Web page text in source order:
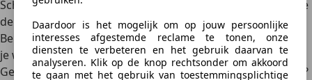
Daardoor is het mogelijk om op jouw persoonlijke
interesses afgestemde reclame te tonen, onze
diensten te verbeteren en het gebruik daarvan te
analyseren. Klik op de knop rechtsonder om akkoord
te gaan met het gebruik van toestemmingsplichtige
Schriftelijk reclameren
– stuur een e-mail of brief waarin je
de verkoper vraagt om het probleem op te lossen.
Beroep doen op consumentenrecht– wijs de verkoper op
je wettelijke rechten.
Geschillencommissie of rechtsbijstand– kom je er niet uit?